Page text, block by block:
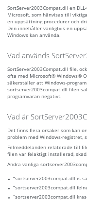
SortServer2003Compat.dll en
Microsoft, som hänvisas till
en uppsättning procedurer och
Den innehåller vanligtvis en
Windows kan använda.
Vad används
SortServer2003Compat.dll file,
ofta med Microsoft® Windows®
säkerställer att Windows-
sortserver2003compat.dll filen
programvaran negativt.
Vad är
Det finns flera orsaker som kan
problem med Windows-registret,
Felmeddelanden relaterade till
filen var felaktigt installerad,
Andra vanliga
“sortserver2003compat.dll is
“sortserver2003compat.dll
“sortserver2003compat.dll